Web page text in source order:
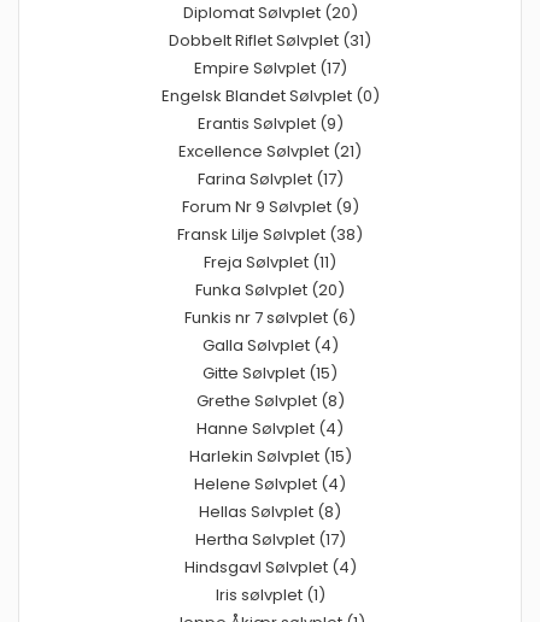
Diplomat Sølvplet (20)
Dobbelt Riflet Sølvplet (31)
Empire Sølvplet (17)
Engelsk Blandet Sølvplet (0)
Erantis Sølvplet (9)
Excellence Sølvplet (21)
Farina Sølvplet (17)
Forum Nr 9 Sølvplet (9)
Fransk Lilje Sølvplet (38)
Freja Sølvplet (11)
Funka Sølvplet (20)
Funkis nr 7 sølvplet (6)
Galla Sølvplet (4)
Gitte Sølvplet (15)
Grethe Sølvplet (8)
Hanne Sølvplet (4)
Harlekin Sølvplet (15)
Helene Sølvplet (4)
Hellas Sølvplet (8)
Hertha Sølvplet (17)
Hindsgavl Sølvplet (4)
Iris sølvplet (1)